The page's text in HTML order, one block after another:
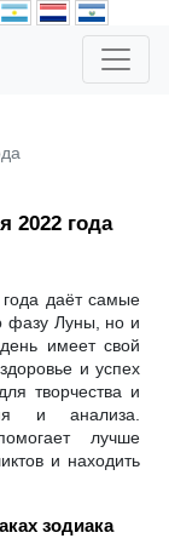
2022 года
даёт самые
фазу Луны, но и
имеет свой
и успех
творчества и
и анализа.
лучше
и находить
зодиака